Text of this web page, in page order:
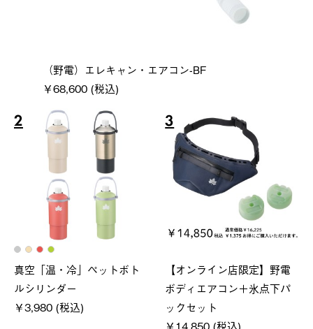
（野電）エレキャン・エアコン-BF
￥68,600 (税込)
2
真空「温・冷」ペットボト
ルシリンダー
￥3,980 (税込)
3
【オンライン店限定】野電
ボディエアコン＋氷点下パ
ックセット
￥14,850 (税込)